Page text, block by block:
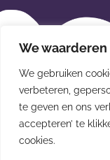
We
We gebruiken
verbeteren,
te geven en ons
accepteren’ te
cookies.
Beleidsverklaring
Privacybeleid
Disclaimer
© Van der